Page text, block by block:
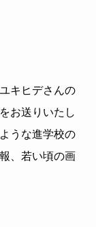
キヒデさんの
お送りいたし
うな進学校の
、若い頃の画